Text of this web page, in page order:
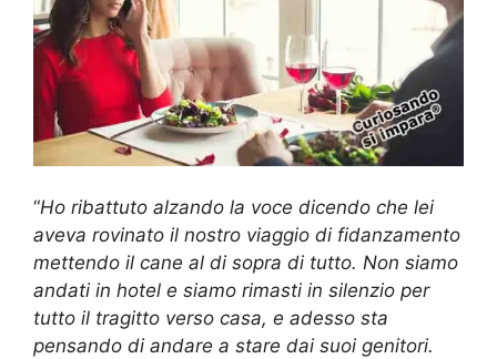
“Ho ribattuto alzando la voce dicendo che lei
aveva rovinato il nostro viaggio di fidanzamento
mettendo il cane al di sopra di tutto. Non siamo
andati in hotel e siamo rimasti in silenzio per
tutto il tragitto verso casa, e adesso sta
pensando di andare a stare dai suoi genitori.